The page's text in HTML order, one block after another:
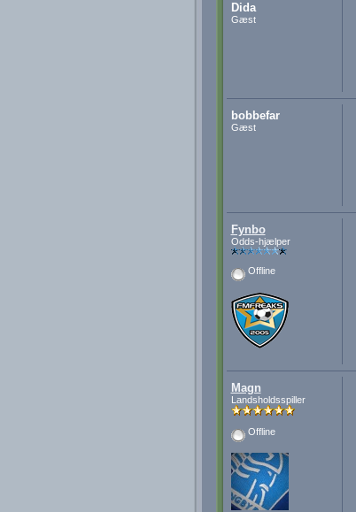
Dida
Gæst
bobbefar
Gæst
Fynbo
Odds-hjælper
Offline
Magn
Landsholdsspiller
Offline